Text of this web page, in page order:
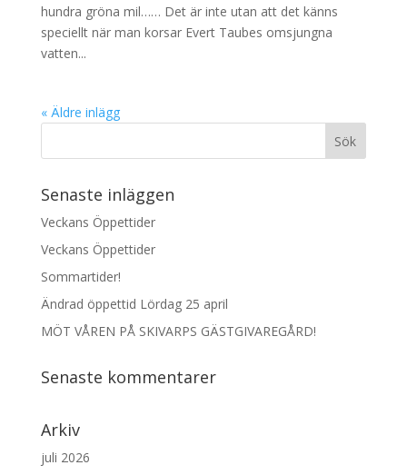
hundra gröna mil…… Det är inte utan att det känns
speciellt när man korsar Evert Taubes omsjungna
vatten...
« Äldre inlägg
Senaste inläggen
Veckans Öppettider
Veckans Öppettider
Sommartider!
Ändrad öppettid Lördag 25 april
MÖT VÅREN PÅ SKIVARPS GÄSTGIVAREGÅRD!
Senaste kommentarer
Arkiv
juli 2026